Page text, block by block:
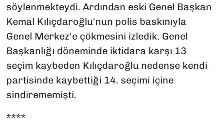
söylenmekteydi. Ardından eski Genel Başkan
Kemal Kılıçdaroğlu'nun polis baskınıyla
Genel Merkez'e çökmesini izledik. Genel
Başkanlığı döneminde iktidara karşı 13
seçim kaybeden Kılıçdaroğlu nedense kendi
partisinde kaybettiği 14. seçimi içine
sindirememişti.
****